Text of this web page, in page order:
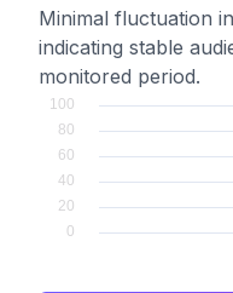
Minimal fluctuation
indicating stable
monitored period.